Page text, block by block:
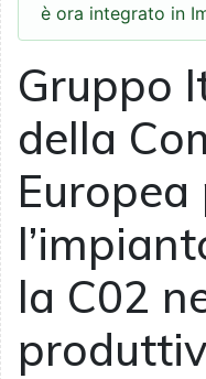
è ora integrato in
Gruppo
della
Europea
la C02